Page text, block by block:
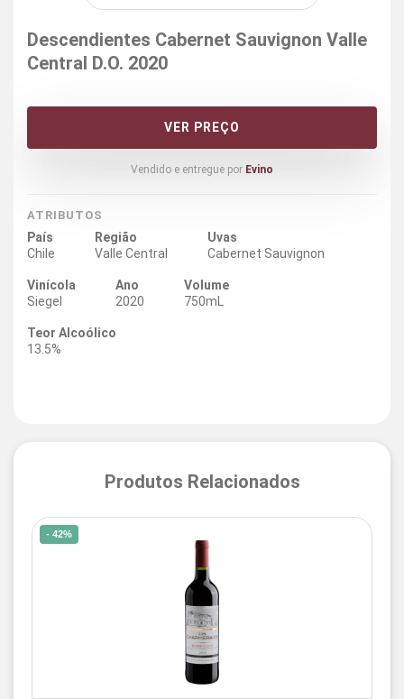
Descendientes Cabernet Sauvignon Valle
Central D.O. 2020
VER PREÇO
Vendido e entregue por Evino
ATRIBUTOS
País
Chile
Região
Valle Central
Uvas
Cabernet Sauvignon
Vinícola
Siegel
Ano
2020
Volume
750mL
Teor Alcoólico
13.5%
Produtos Relacionados
- 42%